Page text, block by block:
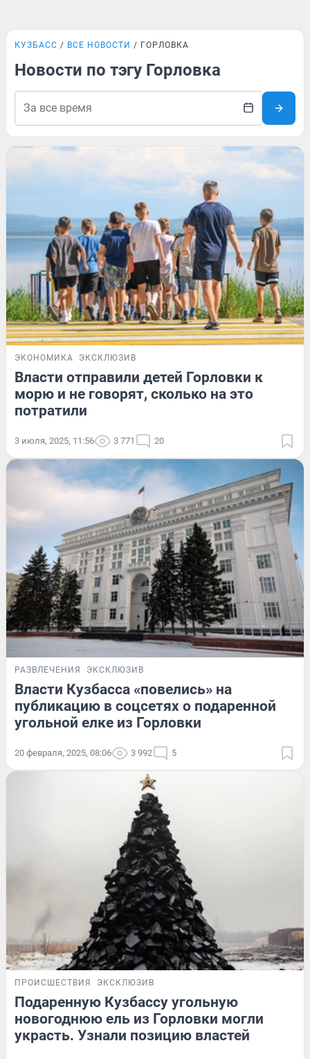
КУЗБАСС ВСЕ НОВОСТИ ГОРЛОВКА
Новости по тэгу Горловка
ЭКОНОМИКА ЭКСКЛЮЗИВ
Власти отправили детей Горловки к
морю и не говорят, сколько на это
потратили
3 июля, 2025, 11:56 3 771 20
РАЗВЛЕЧЕНИЯ ЭКСКЛЮЗИВ
Власти Кузбасса «повелись» на
публикацию в соцсетях о подаренной
угольной елке из Горловки
20 февраля, 2025, 08:06 3 992 5
ПРОИСШЕСТВИЯ ЭКСКЛЮЗИВ
Подаренную Кузбассу угольную
новогоднюю ель из Горловки могли
украсть. Узнали позицию властей